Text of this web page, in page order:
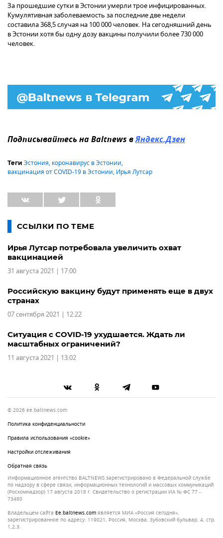
За прошедшие сутки в Эстонии умерли трое инфицированных.
Кумулятивная заболеваемость за последние две недели
составила 368,5 случая на 100 000 человек. На сегодняшний день
в Эстонии хотя бы одну дозу вакцины получили более 730 000
человек.
Подписывайтесь на Baltnews вЯндекс.Дзен
Теги Эстония, коронавирус в Эстонии,
вакцинация от COVID-19 в Эстонии, Ирья Лутсар
ССЫЛКИ ПО ТЕМЕ
Ирья Лутсар потребовала увеличить охват
вакцинацией
31 августа 2021 | 17:00
Российскую вакцину будут применять еще в двух
странах
07 сентября 2021 | 12:22
Ситуация с COVID-19 ухудшается. Ждать ли
масштабных ограничений?
11 августа 2021 | 13:02
© 2026 ee.baltnews.com
Политика конфиденциальности
Правила использования «cookie»
Настройки отслеживания
Обратная связь
Информационное агентство BALTNEWS зарегистрировано в Федеральной службе
по надзору в сфере связи, информационных технологий и массовых коммуникаций
(Роскомнадзор) 17 августа 2018 г. Свидетельство о регистрации ИА № ФС 77 -
73480
Владельцем сайта
ee.baltnews.com является МИА «Россия сегодня»,
зарегистрированное по адресу: 119021, Россия, Москва, Зубовский бульвар, 4, стр.
1,2.3.